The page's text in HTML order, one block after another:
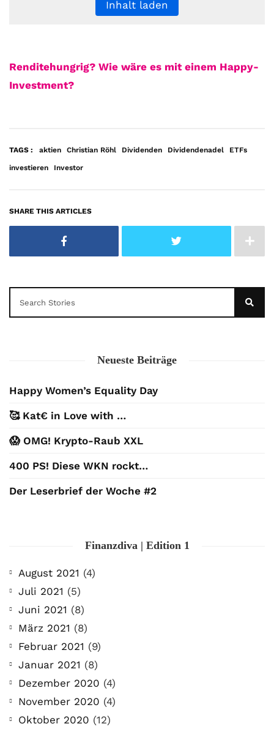
Inhalt laden
Renditehungrig? Wie wäre es mit einem Happy-
Investment?
TAGS : aktien Christian Röhl Dividenden Dividendenadel ETFs
investieren Investor
SHARE THIS ARTICLES
Neueste Beiträge
Happy Women’s Equality Day
🥰 Kat€ in Love with …
😱 OMG! Krypto-Raub XXL
400 PS! Diese WKN rockt…
Der Leserbrief der Woche #2
Finanzdiva | Edition 1
August 2021 (4)
Juli 2021 (5)
Juni 2021 (8)
März 2021 (8)
Februar 2021 (9)
Januar 2021 (8)
Dezember 2020 (4)
November 2020 (4)
Oktober 2020 (12)